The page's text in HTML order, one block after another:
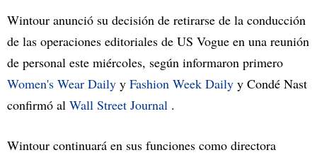
Wintour anunció su decisión de retirarse de la conducción
de las operaciones editoriales de US Vogue en una reunión
de personal este miércoles, según informaron primero
Women's Wear Daily y Fashion Week Daily y Condé Nast
confirmó al Wall Street Journal .
Wintour continuará en sus funciones como directora